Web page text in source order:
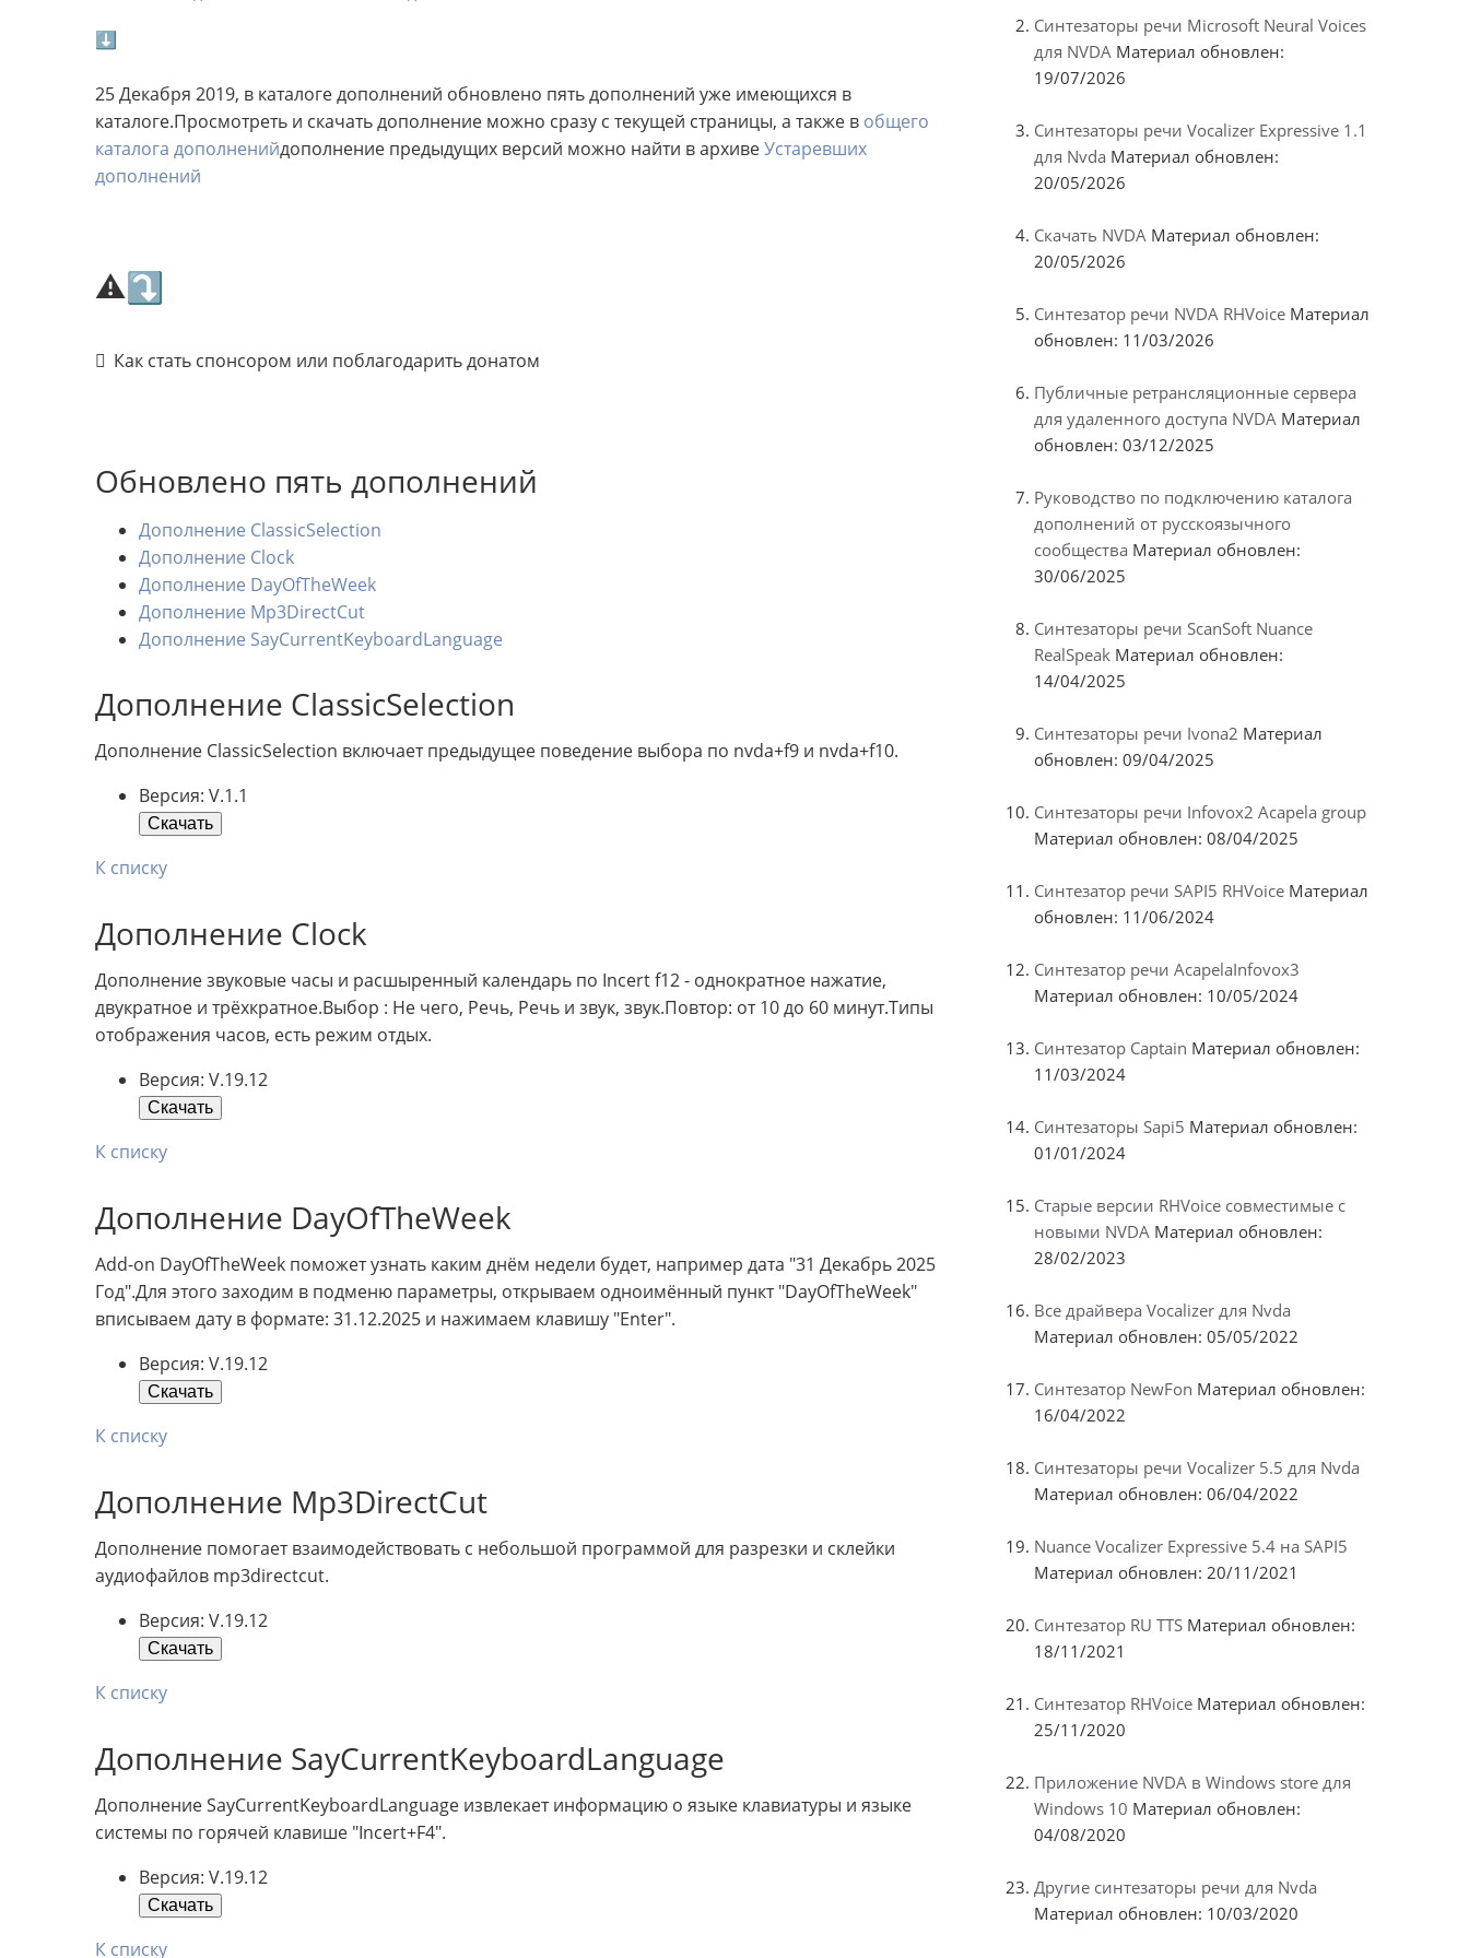
⬇
25 Декабря 2019, в каталоге дополнений обновлено пять дополнений уже имеющихся в
каталоге.Просмотреть и скачать дополнение можно сразу с текущей страницы, а также в общего
каталога дополненийдополнение предыдущих версий можно найти в архивеУстаревших
дополнений
⚠⤵
Как стать спонсором или поблагодарить донатом
Обновлено пять дополнений
Дополнение ClassicSelection
Дополнение Clock
Дополнение DayOfTheWeek
Дополнение Mp3DirectCut
Дополнение SayCurrentKeyboardLanguage
Дополнение ClassicSelection
Дополнение ClassicSelection включает предыдущее поведение выбора по nvda+f9 и nvda+f10.
Версия: V.1.1
Скачать
К списку
Дополнение Clock
Дополнение звуковые часы и расшыренный календарь по Incert f12 - однократное нажатие,
двукратное и трёхкратное.Выбор : Не чего, Речь, Речь и звук, звук.Повтор: от 10 до 60 минут.Типы
отображения часов, есть режим отдых.
Версия: V.19.12
Скачать
К списку
Дополнение DayOfTheWeek
Add-on DayOfTheWeek поможет узнать каким днём недели будет, например дата "31 Декабрь 2025
Год".Для этого заходим в подменю параметры, открываем одноимённый пункт "DayOfTheWeek"
вписываем дату в формате: 31.12.2025 и нажимаем клавишу "Enter".
Версия: V.19.12
Скачать
К списку
Дополнение Mp3DirectCut
Дополнение помогает взаимодействовать с небольшой программой для разрезки и склейки
аудиофайлов mp3directcut.
Версия: V.19.12
Скачать
К списку
Дополнение SayCurrentKeyboardLanguage
Дополнение SayCurrentKeyboardLanguage извлекает информацию о языке клавиатуры и языке
системы по горячей клавише "Incert+F4".
Версия: V.19.12
Скачать
К списку
Синтезаторы речи Microsoft Neural Voices
для NVDA Материал обновлен:
19/07/2026
Синтезаторы речи Vocalizer Expressive 1.1
для Nvda Материал обновлен:
20/05/2026
Скачать NVDA Материал обновлен:
20/05/2026
Синтезатор речи NVDA RHVoice Материал
обновлен: 11/03/2026
Публичные ретрансляционные сервера
для удаленного доступа NVDA Материал
обновлен: 03/12/2025
Руководство по подключению каталога
дополнений от русскоязычного
сообщества Материал обновлен:
30/06/2025
Синтезаторы речи ScanSoft Nuance
RealSpeak Материал обновлен:
14/04/2025
Синтезаторы речи Ivona2 Материал
обновлен: 09/04/2025
Синтезаторы речи Infovox2 Acapela group
Материал обновлен: 08/04/2025
Синтезатор речи SAPI5 RHVoice Материал
обновлен: 11/06/2024
Синтезатор речи AcapelaInfovox3
Материал обновлен: 10/05/2024
Синтезатор Captain Материал обновлен:
11/03/2024
Синтезаторы Sapi5 Материал обновлен:
01/01/2024
Старые версии RHVoice совместимые с
новыми NVDA Материал обновлен:
28/02/2023
Все драйвера Vocalizer для Nvda
Материал обновлен: 05/05/2022
Синтезатор NewFon Материал обновлен:
16/04/2022
Синтезаторы речи Vocalizer 5.5 для Nvda
Материал обновлен: 06/04/2022
Nuance Vocalizer Expressive 5.4 на SAPI5
Материал обновлен: 20/11/2021
Синтезатор RU TTS Материал обновлен:
18/11/2021
Синтезатор RHVoice Материал обновлен:
25/11/2020
Приложение NVDA в Windows store для
Windows 10 Материал обновлен:
04/08/2020
Другие синтезаторы речи для Nvda
Материал обновлен: 10/03/2020